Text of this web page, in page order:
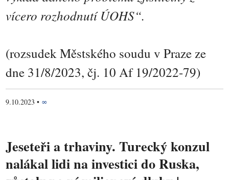
vícero rozhodnutí ÚOHS“.
(rozsudek Městského soudu v Praze ze
dne 31/8/2023, čj. 10 Af 19/2022-79)
9.10.2023 • ∞
Jeseteři a trhaviny. Turecký konzul
nalákal lidi na investici do Ruska,